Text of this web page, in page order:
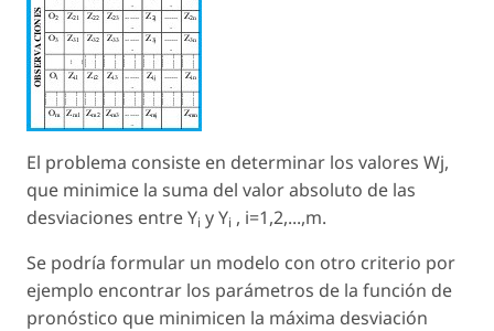
El problema consiste en determinar los valores Wj,
que minimice la suma del valor absoluto de las
desviaciones entre Yi y Yi , i=1,2,...,m.
Se podría formular un modelo con otro criterio por
ejemplo encontrar los parámetros de la función de
pronóstico que minimicen la máxima desviación